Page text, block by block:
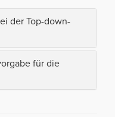
der Top-down-
für die